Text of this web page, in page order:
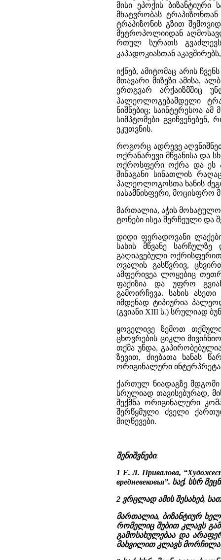
მისი ეპოქის ბიზანტიური
მხატვრობას
ტრაპიზონის გზით
მეტროპოლიიდან
რთულ სურათს
კაპადოკიასთან
იქნებ, ამიტომაც არის
მთავარი მიზეზი ამისა,
ერთგვარ არქაიზმშიც
პალეოლოგებამდელი
ნიშნებიც; საინტერესოა
სიმპტომები
ეკუთვნის.
როგორც ადრევე
ოქრანარევი მწვანისა და
ოქროსფერი ოქრა და ეს
შინაგანი სინათლის
პალეოლოგოსთა ხანის
იასამნისფერი, მოცისფრო
მართალია, აჭის
ტონები ისეა შერჩეული და
დიდი ფერადოვანი
სახის მწვანე
გაღიავებული
ოვალის გასწვრივ,
ამფერივეა ლოყებიც
ფაქიზია და უფრო
გამოირჩევა. სახის
იმდენად ტიპიურია
(გვიანი XIII ს.) სრულიად
ყოველივე ზემოთ
ცხოვრების ციკლი
თქმა უნდა,
ზევით, ძიებათა ხანას
ორიგინალური
ქართულ ნიადაგზე მდგომი
სრულიად თავისებურად,
შექმნა ორიგინალური
შერწყმული ძველი
მიღწევები.
შენიშვნები:
1 Е. Л. Привалова,
вредневековья”. საქ. სსრ
2 ვრცლად ამის შესახებ,
მართალია, ბიზანტიურ
რომელიც შუბით კლავს
გამოსახულებაა და
მახვილით კლავს